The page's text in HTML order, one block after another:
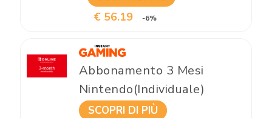
€ 56.19 -6%
Abbonamento 3 Mesi
Nintendo(Individuale)
SCOPRI DI PIÙ